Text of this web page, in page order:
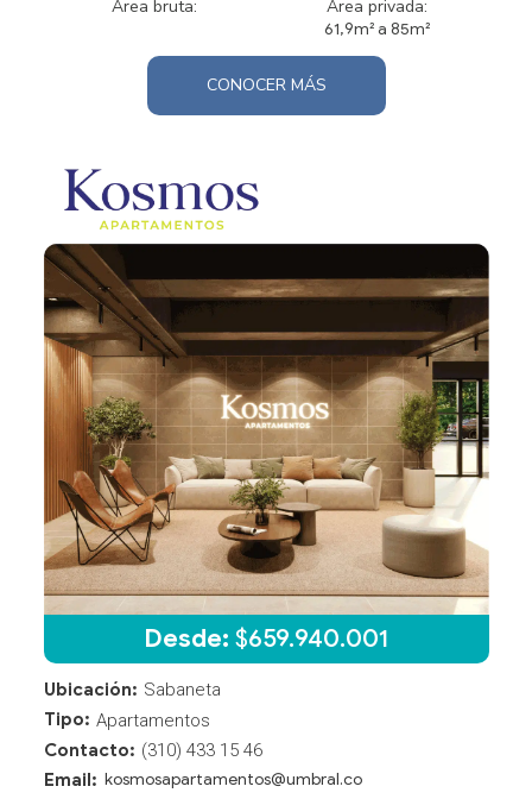
Área bruta: Área privada:
61,9m² a 85m²
CONOCER MÁS
Desde: $659.940.001
Ubicación: Sabaneta
Tipo: Apartamentos
Contacto: (310) 433 15 46
Email: kosmosapartamentos@umbral.co